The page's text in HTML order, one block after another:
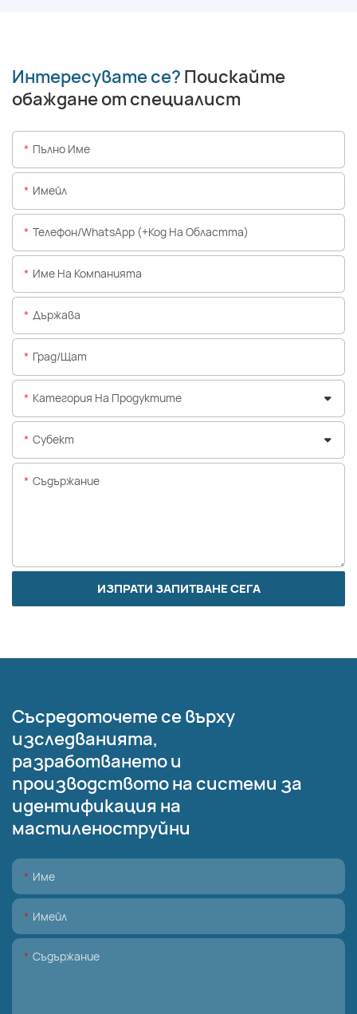
Интересувате се? Поискайте
обаждане от специалист
Пълно Име
Имейл
Телефон/WhatsApp (+Код На Областта)
Име На Компанията
Държава
Град/щат
Категория На Продуктите
Субект
Съдържание
ИЗПРАТИ ЗАПИТВАНЕ СЕГА
Съсредоточете се върху
изследванията,
разработването и
производството на системи за
идентификация на
мастиленоструйни
Име
Имейл
Съдържание